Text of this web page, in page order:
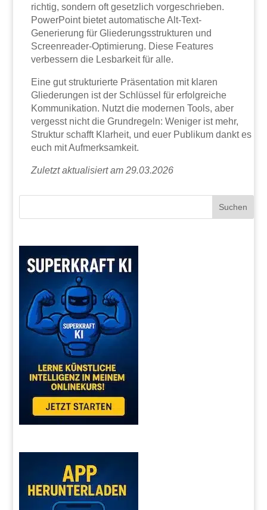
richtig, sondern oft gesetzlich vorgeschrieben.
PowerPoint bietet automatische Alt-Text-
Generierung für Gliederungsstrukturen und
Screenreader-Optimierung. Diese Features
verbessern die Lesbarkeit für alle.
Eine gut strukturierte Präsentation mit klaren
Gliederungen ist der Schlüssel für erfolgreiche
Kommunikation. Nutzt die modernen Tools, aber
vergesst nicht die Grundregeln: Weniger ist mehr,
Struktur schafft Klarheit, und euer Publikum dankt es
euch mit Aufmerksamkeit.
Zuletzt aktualisiert am 29.03.2026